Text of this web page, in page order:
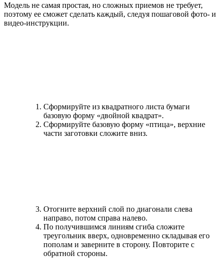
Модель не самая простая, но сложных приемов не требует,
поэтому ее сможет сделать каждый, следуя пошаговой фото- и
видео-инструкции.
Сформируйте из квадратного листа бумаги
базовую форму «двойной квадрат».
Сформируйте базовую форму «птица», верхние
части заготовки сложите вниз.
Отогните верхний слой по диагонали слева
направо, потом справа налево.
По получившимся линиям сгиба сложите
треугольник вверх, одновременно складывая его
пополам и заверните в сторону. Повторите с
обратной стороны.